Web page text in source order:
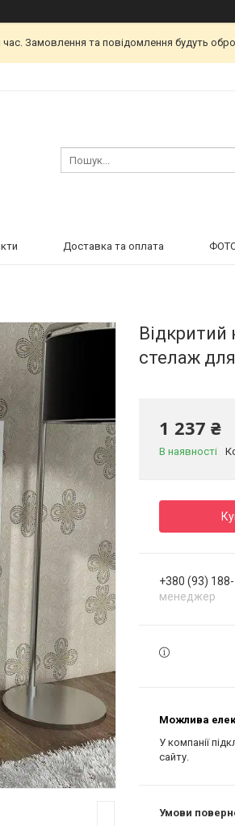
час. Замовлення та повідомлення будуть
Доставка та оплата
стелаж
1 237 ₴
В наявності
+380 (93)
менеджер
У компанії
сайту.